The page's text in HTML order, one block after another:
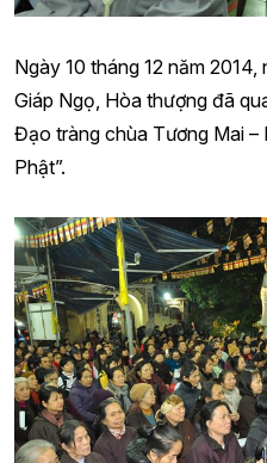
Ngày 10 tháng 12 năm
Giáp Ngọ, Hòa thượng đã
Đạo tràng chùa Tương Mai –
Phật”.